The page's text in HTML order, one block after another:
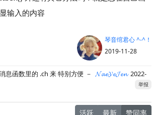
输入的内容
琴音绾君心 ^-^！
2019-11-28
息函数里的 .ch 来 特别方便 － 𝓝𝓪𝓮𝓨𝓮𝓙𝓮𝓷2022-
举报
活跃 最新 赞同率